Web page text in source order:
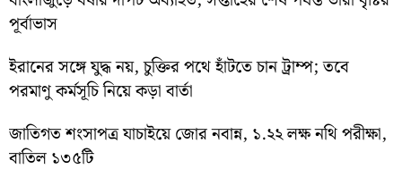
পূর্বাভাস
ইরানের সঙ্গে যুদ্ধ নয়, চুক্তির পথে হাঁটতে চান ট্রাম্প; তবে
পরমাণু কর্মসূচি নিয়ে কড়া বার্তা
জাতিগত শংসাপত্র যাচাইয়ে জোর নবান্ন, ১.২২ লক্ষ নথি পরীক্ষা,
বাতিল ১৩৫টি